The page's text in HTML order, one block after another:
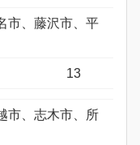
市、藤沢市、平
13
市、志木市、所